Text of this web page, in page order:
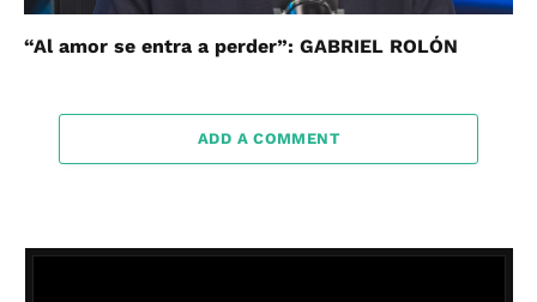
“Al amor se entra a perder”: GABRIEL ROLÓN
ADD A COMMENT